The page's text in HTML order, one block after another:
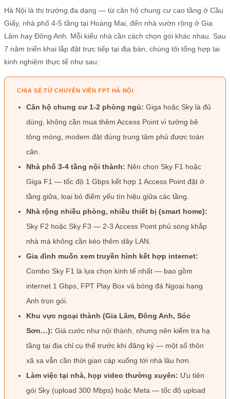
Hà Nội là thị trường đa dạng — từ căn hộ chung cư cao tầng ở Cầu
Giấy, nhà phố 4-5 tầng tại Hoàng Mai, đến nhà vườn rộng ở Gia
Lâm hay Đông Anh. Mỗi kiểu nhà cần cách chọn gói khác nhau. Sau
7 năm triển khai lắp đặt trực tiếp tại địa bàn, chúng tôi tổng hợp lại
kinh nghiệm thực tế như sau:
CHIA SẺ TỪ CHUYÊN VIÊN FPT HÀ NỘI
Căn hộ chung cư 1-2 phòng ngủ: Giga hoặc Sky là đủ
dùng, không cần mua thêm Access Point vì tường bê
tông mỏng, modem đặt đúng trung tâm phủ được toàn
căn.
Nhà phố 3-4 tầng nội thành: Nên chọn Sky F1 hoặc
Giga F1 — tốc độ 1 Gbps kết hợp 1 Access Point đặt ở
tầng giữa, loại bỏ điểm yếu tín hiệu giữa các tầng.
Nhà rộng nhiều phòng, nhiều thiết bị (smart home):
Sky F2 hoặc Sky F3 — 2-3 Access Point phủ sóng khắp
nhà mà không cần kéo thêm dây LAN.
Gia đình muốn xem truyền hình kết hợp internet:
Combo Sky F1 là lựa chọn kinh tế nhất — bao gồm
internet 1 Gbps, FPT Play Box và bóng đá Ngoại hạng
Anh trọn gói.
Khu vực ngoại thành (Gia Lâm, Đông Anh, Sóc
Sơn…): Giá cước như nội thành, nhưng nên kiểm tra hạ
tầng tại địa chỉ cụ thể trước khi đăng ký — một số thôn
xã xa vẫn cần thời gian cáp xuống tới nhà lâu hơn.
Làm việc tại nhà, họp video thường xuyên: Ưu tiên
gói Sky (upload 300 Mbps) hoặc Meta — tốc độ upload